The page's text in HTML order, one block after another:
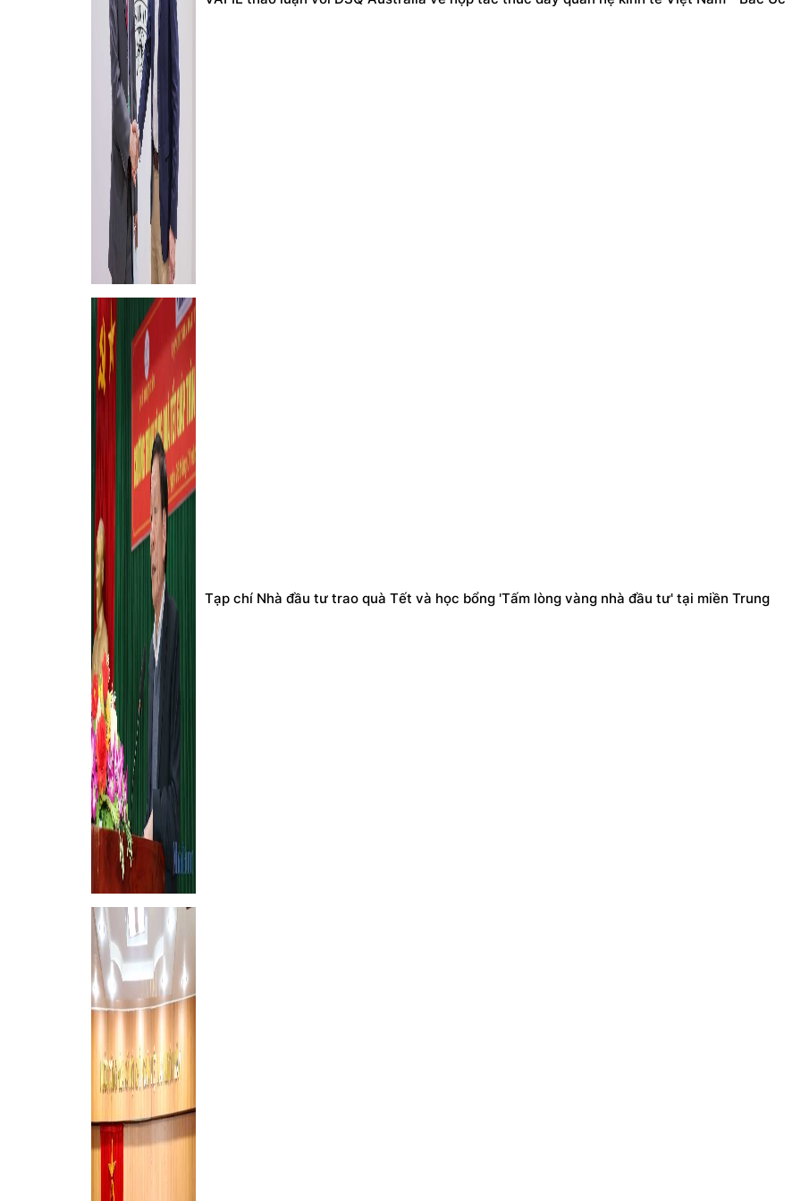
Tạp chí Nhà đầu tư trao quà Tết và học bổng 'Tấm lòng vàng nhà đầu tư' tại miền Trung